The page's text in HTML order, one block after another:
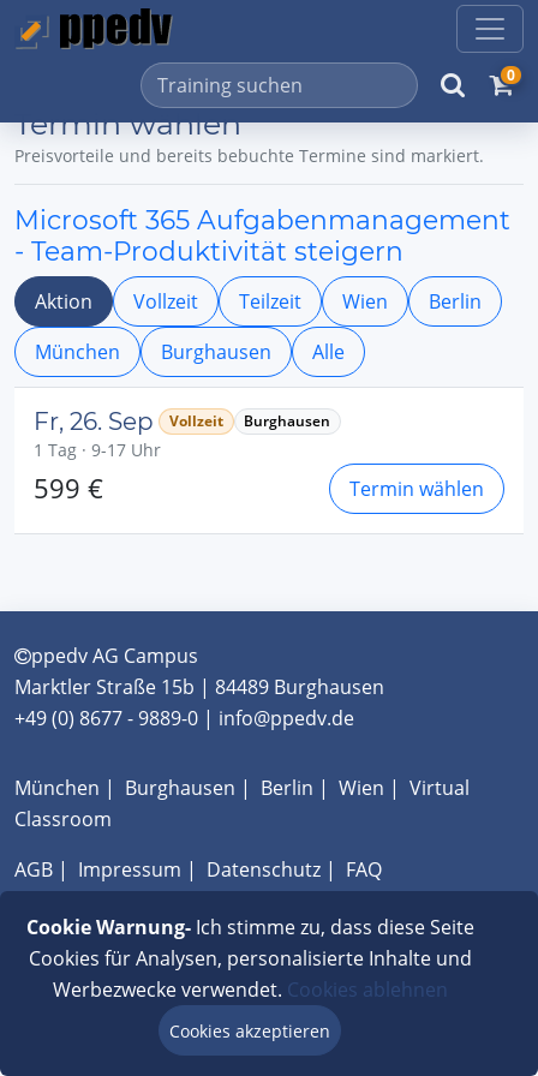
0
Termin wählen
Preisvorteile und bereits bebuchte Termine sind markiert.
Microsoft 365 Aufgabenmanagement
- Team-Produktivität steigern
Aktion Vollzeit Teilzeit Wien
Berlin
München
Burghausen Alle
Fr, 26. Sep Vollzeit Burghausen
1 Tag · 9-17 Uhr
599 € Termin wählen
ppedv AG Campus
Marktler Straße 15b | 84489 Burghausen
+49 (0) 8677 - 9889-0 | info@ppedv.de
München | Burghausen | Berlin | Wien | Virtual
Classroom
AGB | Impressum | Datenschutz | FAQ
Cookie Warnung-Ich stimme zu, dass diese Seite
Cookies für Analysen, personalisierte Inhalte und
Werbezwecke verwendet. Cookies ablehnen
Cookies akzeptieren